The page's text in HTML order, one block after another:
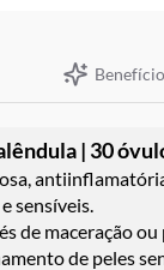
| 30
sensíveis.
de maceração ou
de peles